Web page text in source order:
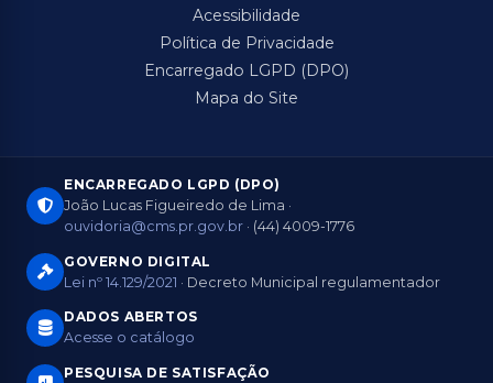
Acessibilidade
Política de Privacidade
Encarregado LGPD (DPO)
Mapa do Site
ENCARREGADO LGPD (DPO)
João Lucas Figueiredo de Lima ·
ouvidoria@cms.pr.gov.br · (44) 4009-1776
GOVERNO DIGITAL
Lei nº 14.129/2021 · Decreto Municipal regulamentador
DADOS ABERTOS
Acesse o catálogo
PESQUISA DE SATISFAÇÃO